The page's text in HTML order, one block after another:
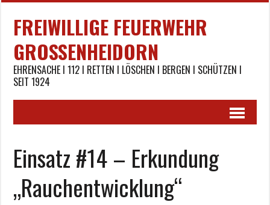
FREIWILLIGE FEUERWEHR
GROSSENHEIDORN
EHRENSACHE I 112 I RETTEN I LÖSCHEN I BERGEN I SCHÜTZEN I
SEIT 1924
Einsatz #14 – Erkundung
„Rauchentwicklung“